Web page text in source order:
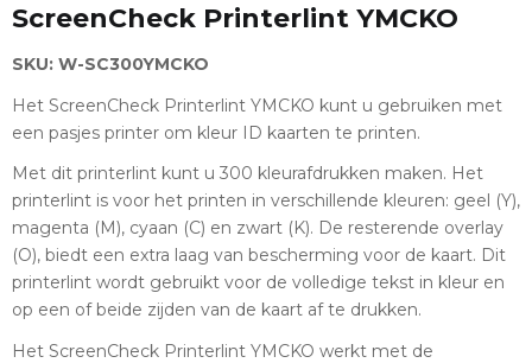
ScreenCheck Printerlint YMCKO
SKU: W-SC300YMCKO
Het ScreenCheck Printerlint YMCKO kunt u gebruiken met
een pasjes printer om kleur ID kaarten te printen.
Met dit printerlint kunt u 300 kleurafdrukken maken. Het
printerlint is voor het printen in verschillende kleuren: geel (Y),
magenta (M), cyaan (C) en zwart (K). De resterende overlay
(O), biedt een extra laag van bescherming voor de kaart. Dit
printerlint wordt gebruikt voor de volledige tekst in kleur en
op een of beide zijden van de kaart af te drukken.
Het ScreenCheck Printerlint YMCKO werkt met de